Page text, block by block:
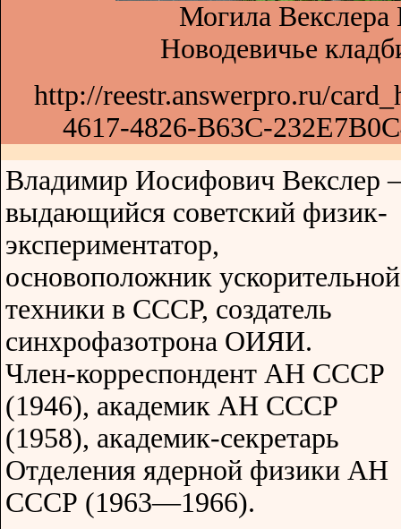
Могила
Новодевичье
http://reestr.answerpro.ru/
4617-4826-B63C-
Владимир Иосифович Векслер
выдающийся советский физик-
экспериментатор,
основоположник ускорительной
техники в СССР, создатель
синхрофазотрона ОИЯИ.
Член-корреспондент АН СССР
(1946), академик АН СССР
(1958), академик-секретарь
Отделения ядерной физики АН
СССР (1963—1966).